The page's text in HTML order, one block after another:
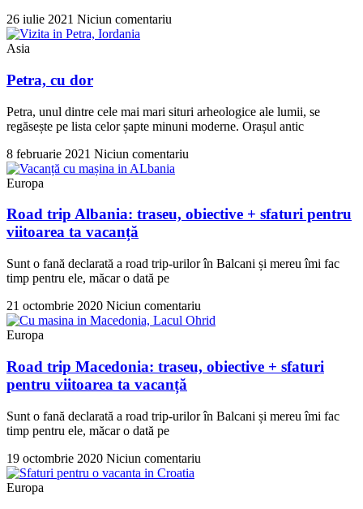
26 iulie 2021 Niciun comentariu
Asia
Petra, cu dor
Petra, unul dintre cele mai mari situri arheologice ale lumii, se
regăsește pe lista celor șapte minuni moderne. Orașul antic
8 februarie 2021 Niciun comentariu
Europa
Road trip Albania: traseu, obiective + sfaturi pentru
viitoarea ta vacanță
Sunt o fană declarată a road trip-urilor în Balcani și mereu îmi fac
timp pentru ele, măcar o dată pe
21 octombrie 2020 Niciun comentariu
Europa
Road trip Macedonia: traseu, obiective + sfaturi
pentru viitoarea ta vacanță
Sunt o fană declarată a road trip-urilor în Balcani și mereu îmi fac
timp pentru ele, măcar o dată pe
19 octombrie 2020 Niciun comentariu
Europa